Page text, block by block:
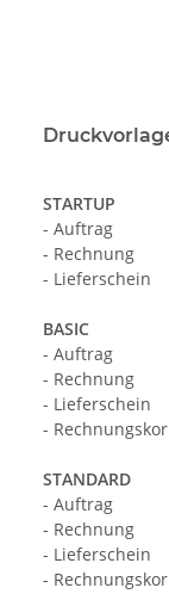
STARTUP
- Auftrag
- Rechnung
- Lieferschein
BASIC
- Auftrag
- Rechnung
- Lieferschein
-
STANDARD
- Auftrag
- Rechnung
- Lieferschein
-